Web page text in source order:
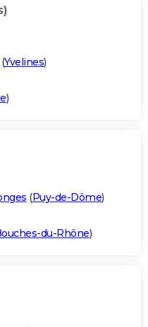
(Yvelines)
)
(Puy-de-Dôme)
du-Rhône)